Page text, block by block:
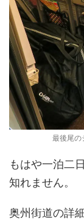
最後尾の
もはや一泊二
知れません。
奥州街道の詳